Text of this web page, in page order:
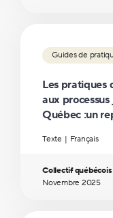
Guides de
Les pratiques
aux
Québec :un
Texte Français
Collectif
Novembre 2025